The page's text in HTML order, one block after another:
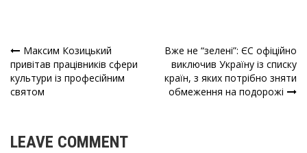
Навігація
записів
Максим Козицький
привітав працівників сфери
культури із професійним
святом
Вже не “зелені”: ЄС офіційно
виключив Україну із списку
країн, з яких потрібно зняти
обмеження на подорожі
LEAVE COMMENT